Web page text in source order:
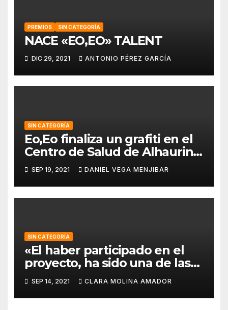
PREMIOS SIN CATEGORÍA
NACE «EO,EO» TALENT
DIC 29, 2021 ANTONIO PÉREZ GARCÍA
SIN CATEGORÍA
Eo,Eo finaliza un grafiti en el
Centro de Salud de Alhaurin
de la Torre.
SEP 19, 2021 DANIEL VEGA MENJIBAR
SIN CATEGORÍA
«El haber participado en el
proyecto, ha sido una de las
mejores experiencias que he
vivido, pues a pesar de la
barrera del idioma, he sido
SEP 14, 2021 CLARA MOLINA AMADOR